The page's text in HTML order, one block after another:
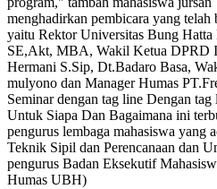
menghadirkan pembicara yang
yaitu Rektor Universitas Bung
SE,Akt, MBA, Wakil Ketua DPRD
Hermani S.Sip, Dt.Badaro Basa,
mulyono dan Manager Humas
Seminar dengan tag line Dengan
Untuk Siapa Dan Bagaimana ini
pengurus lembaga mahasiswa yang
Teknik Sipil dan Perencanaan dan
pengurus Badan Eksekutif
Humas UBH)